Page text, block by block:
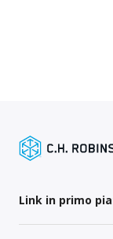
Link in primo